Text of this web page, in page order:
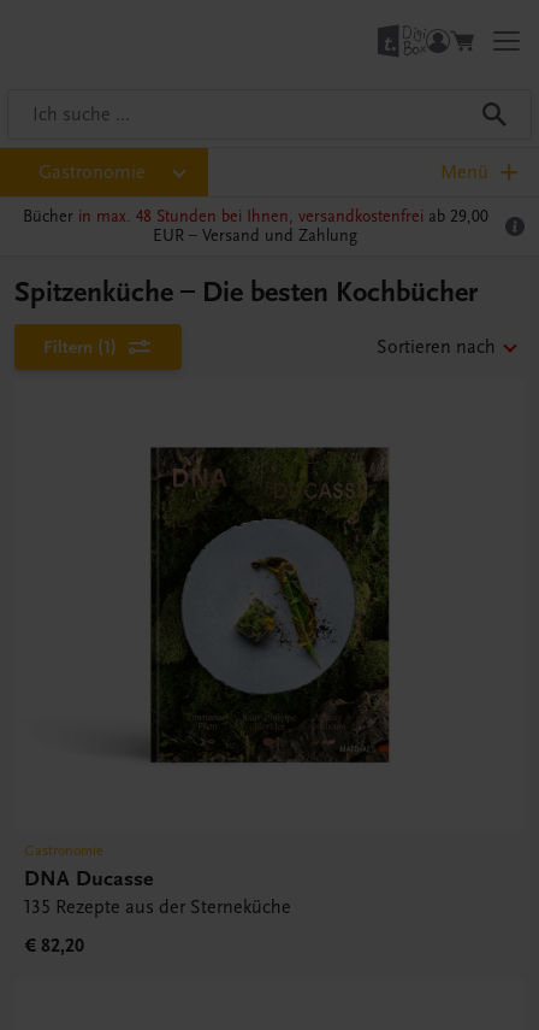
Gastronomie Menü
Bücher in max. 48 Stunden bei Ihnen, versandkostenfrei ab 29,00
EUR – Versand und Zahlung
Spitzenküche – Die besten Kochbücher
Filtern (1) Sortieren nach
Gastronomie
DNA Ducasse
135 Rezepte aus der Sterneküche
€ 82,20